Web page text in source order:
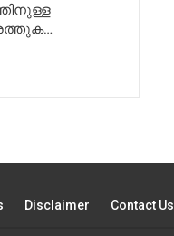
Disclaimer Contact Us